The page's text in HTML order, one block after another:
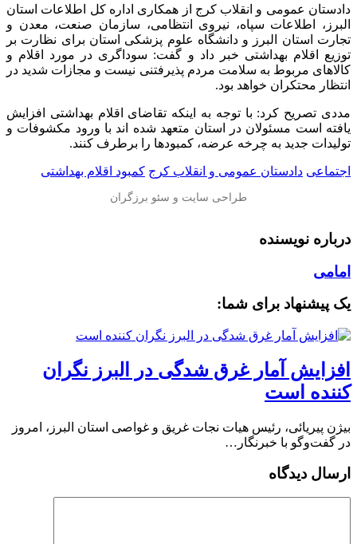
دادستان عمومی و انقلاب کرج از همکاری اداره کل اطلاعات استان
البرز، اطلاعات سپاه، نیروی انتظامی، سازمان صنعت، معدن و
تجارت استان البرز و دانشگاه علوم پزشکی استان برای نظارت بر
توزیع اقلام بهداشتی خبر داد و گفت: سوداگری در مورد اقلام و
کالاهای مربوط به سلامت مردم پذیرفتنی نیست و مجازات شدید در
انتظار محتکران خواهد بود.
مددی تصریح کرد: با توجه به اینکه تقاضای اقلام بهداشتی افزایش
یافته است مسئولان در استان متعهد شده اند با ورود مکشوفات و
تولیدات جدید به چرخه عرضه، کمبودها را برطرف کنند.
اجتماعی دادستان عمومی و انقلاب کرج کمبود اقلام بهداشتی
درباره نویسنده
امامی
یک پیشنهاد برای شما:
افزایش آمار غرق شدگی در البرز نگران
کننده است
بیژن پیریائی، رئیس هیات نجات غریق و غواصی استان البرز، امروز
در گفت‌وگو با خبرنگار…
ارسال دیدگاه